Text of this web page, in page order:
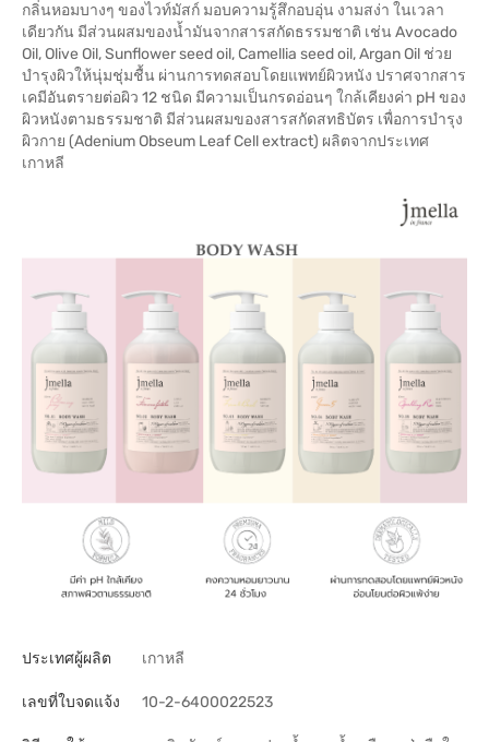
กลิ่นหอมบางๆ ของไวท์มัสก์ มอบความรู้สึกอบอุ่น งามสง่า ในเวลา
เดียวกัน มีส่วนผสมของน้ำมันจากสารสกัดธรรมชาติ เช่น Avocado
Oil, Olive Oil, Sunflower seed oil, Camellia seed oil, Argan Oil ช่วย
บำรุงผิวให้นุ่มชุ่มชื้น ผ่านการทดสอบโดยแพทย์ผิวหนัง ปราศจากสาร
เคมีอันตรายต่อผิว 12 ชนิด มีความเป็นกรดอ่อนๆ ใกล้เคียงค่า pH ของ
ผิวหนังตามธรรมชาติ มีส่วนผสมของสารสกัดสทธิบัตร เพื่อการบำรุง
ผิวกาย (Adenium Obseum Leaf Cell extract) ผลิตจากประเทศ
เกาหลี
ประเทศผู้ผลิต เกาหลี
เลขที่ใบจดแจ้ง 10-2-6400022523